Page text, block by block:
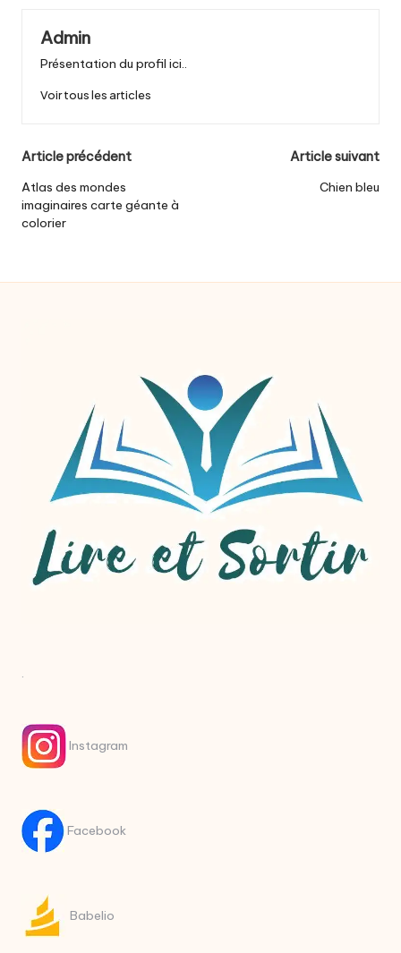
Admin
Présentation du profil ici..
Voir tous les articles
Post
navigation
Article précédent
Atlas des mondes
imaginaires carte géante à
colorier
Article suivant
Chien bleu
.
Instagram
Facebook
Babelio